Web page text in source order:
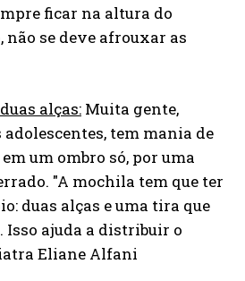
ficar na altura do
não se deve afrouxar as
alças: Muita gente,
tem mania de
um ombro só, por uma
"A mochila tem que ter
duas alças e uma tira que
ajuda a distribuir o
Eliane Alfani